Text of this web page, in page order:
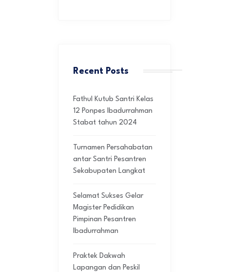
Recent Posts
Fathul Kutub Santri Kelas
12 Ponpes Ibadurrahman
Stabat tahun 2024
Turnamen Persahabatan
antar Santri Pesantren
Sekabupaten Langkat
Selamat Sukses Gelar
Magister Pedidikan
Pimpinan Pesantren
Ibadurrahman
Praktek Dakwah
Lapangan dan Peskil